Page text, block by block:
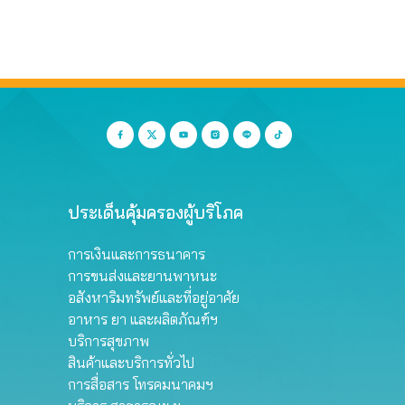
ประเด็นคุ้มครองผู้บริโภค
การเงินและการธนาคาร
การขนส่งและยานพาหนะ
อสังหาริมทรัพย์และที่อยู่อาศัย
อาหาร ยา และผลิตภัณฑ์ฯ
บริการสุขภาพ
สินค้าและบริการทั่วไป
การสื่อสาร โทรคมนาคมฯ